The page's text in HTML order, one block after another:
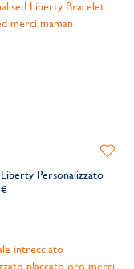
Personalizzatolista